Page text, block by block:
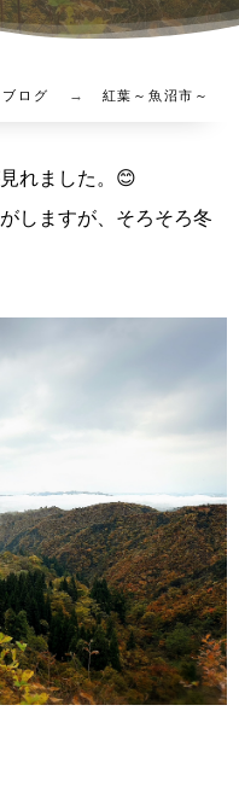
ブログ 紅葉～魚沼市～
れました。😊
しますが、そろそろ冬